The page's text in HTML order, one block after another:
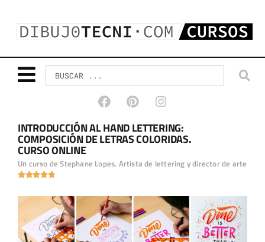
INTRODUCCIÓN AL HAND LETTERING:
COMPOSICIÓN DE LETRAS COLORIDAS.
CURSO ONLINE
Un curso de Stephane Lopes. Artista de lettering y director de arte
